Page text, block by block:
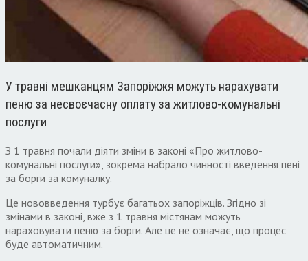
У травні мешканцям Запоріжжя можуть нарахувати
пеню за несвоєчасну оплату за житлово-комунальні
послуги
З 1 травня почали діяти зміни в законі «Про житлово-
комунальні послуги», зокрема набрало чинності введення пені
за борги за комуналку.
Це нововведення турбує багатьох запоріжців. Згідно зі
змінами в законі, вже з 1 травня містянам можуть
нараховувати пеню за борги. Але це не означає, що процес
буде автоматичним.